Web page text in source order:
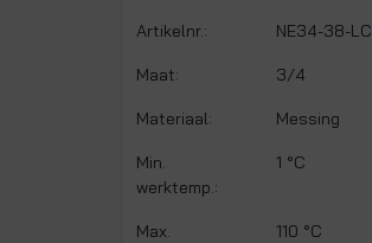
Artikelnr.: NE34-38-LC
Maat: 3/4
Materiaal: Messing
Min.
werktemp.:
1 °C
Max.
110 °C